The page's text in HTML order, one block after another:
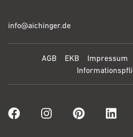
info@aichinger.de
AGB EKB Impressum